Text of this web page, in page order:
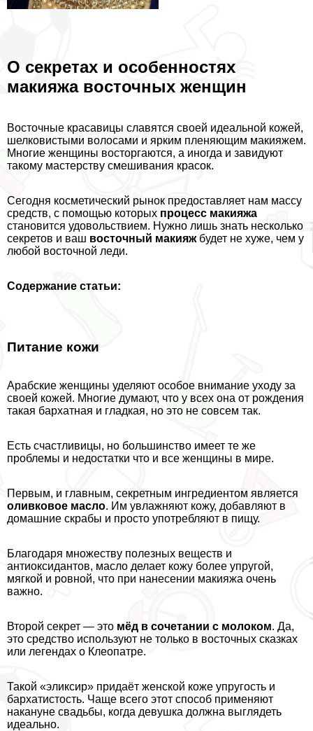
О секретах и особенностях
макияжа восточных женщин
Восточные красавицы славятся своей идеальной кожей,
шелковистыми волосами и ярким пленяющим макияжем.
Многие женщины восторгаются, а иногда и завидуют
такому мастерству смешивания красок.
Сегодня косметический рынок предоставляет нам массу
средств, с помощью которых процесс макияжа
становится удовольствием. Нужно лишь знать несколько
секретов и ваш восточный макияжбудет не хуже, чем у
любой восточной леди.
Содержание статьи:
Питание кожи
Арабские женщины уделяют особое внимание уходу за
своей кожей. Многие думают, что у всех она от рождения
такая бархатная и гладкая, но это не совсем так.
Есть счастливицы, но большинство имеет те же
проблемы и недостатки что и все женщины в мире.
Первым, и главным, секретным ингредиентом является
оливковое масло. Им увлажняют кожу, добавляют в
домашние скpaбы и просто употрeбляют в пищу.
Благодаря множеству полезных веществ и
антиоксидантов, масло делает кожу более упругой,
мягкой и ровной, что при нанесении макияжа очень
важно.
Второй секрет — это мёд в сочетании с молоком. Да,
это средство используют не только в восточных сказках
или легендах о Клеопатре.
Такой «эликсир» придаёт женской коже упругость и
бархатистость. Чаще всего этот способ применяют
накануне свадьбы, когда дeвyшка должна выглядеть
идеально.